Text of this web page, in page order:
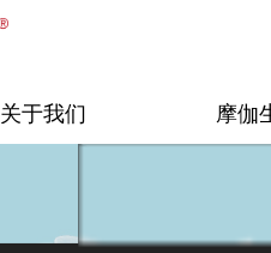
关于我们 摩伽